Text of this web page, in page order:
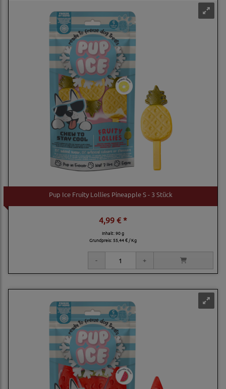
Pup Ice Fruity Lollies Pineapple S - 3 Stück
4,99 € *
Inhalt: 90 g
Grundpreis:55,44 € / Kg